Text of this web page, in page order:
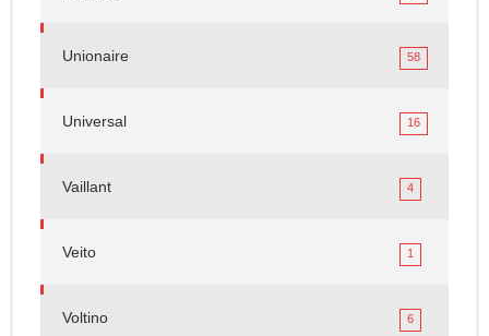
Unionaire 58
Universal 16
Vaillant 4
Veito 1
Voltino 6